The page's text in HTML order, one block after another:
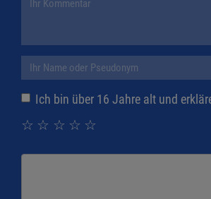
Ich bin über 16 Jahre alt und
☆
☆
☆
☆
☆